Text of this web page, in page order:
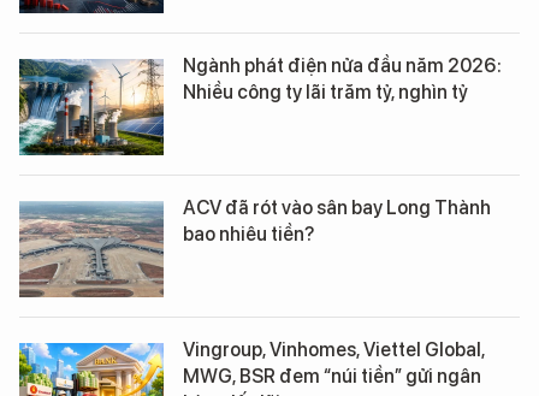
Ngành phát điện nửa đầu năm 2026:
Nhiều công ty lãi trăm tỷ, nghìn tỷ
ACV đã rót vào sân bay Long Thành
bao nhiêu tiền?
Vingroup, Vinhomes, Viettel Global,
MWG, BSR đem “núi tiền” gửi ngân